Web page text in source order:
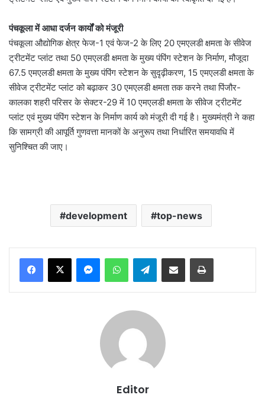
पंचकूला में आधा दर्जन कार्यों को मंजूरी
पंचकूला औद्योगिक क्षेत्र फेज-1 एवं फेज-2 के लिए 20 एमएलडी क्षमता के सीवेज
ट्रीटमेंट प्लांट तथा 50 एमएलडी क्षमता के मुख्य पंपिंग स्टेशन के निर्माण, मौजूदा
67.5 एमएलडी क्षमता के मुख्य पंपिंग स्टेशन के सुदृढ़ीकरण, 15 एमएलडी क्षमता के
सीवेज ट्रीटमेंट प्लांट को बढ़ाकर 30 एमएलडी क्षमता तक करने तथा पिंजौर-
कालका शहरी परिसर के सेक्टर-29 में 10 एमएलडी क्षमता के सीवेज ट्रीटमेंट
प्लांट एवं मुख्य पंपिंग स्टेशन के निर्माण कार्य को मंजूरी दी गई है। मुख्यमंत्री ने कहा
कि सामग्री की आपूर्ति गुणवत्ता मानकों के अनुरूप तथा निर्धारित समयावधि में
सुनिश्चित की जाए।
development top-news
MessengerWhatsAppTelegramShare via Email Print
Editor